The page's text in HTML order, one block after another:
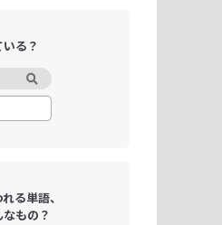
る？
る単語、
もの？